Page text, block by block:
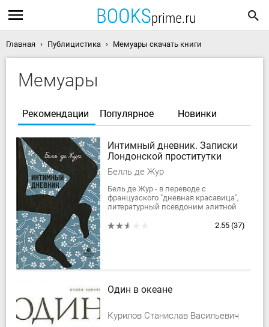
Главная Публицистика Мемуары скачать книги
Мемуары
Рекомендации Популярное Новинки
Интимный дневник. Записки
Лондонской проститутки
Белль де Жур
Бель де Жур - в переводе с
французского "дневная красавица",
литературный псевдоним элитной
вызвал бурю эмоций у читателей и
2.55 (37)
Один в океане
Курилов Станислав Васильевич